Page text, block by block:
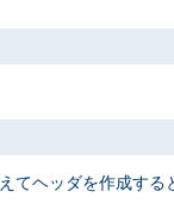
てヘッダを作成する